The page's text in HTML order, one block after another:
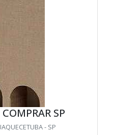
SP
- SP